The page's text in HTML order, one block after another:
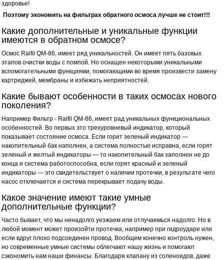
здоровье!
Поэтому экономить на фильтрах обратного осмоса лучше не стоит!!!
Какие дополнительные и уникальные функции
имеются в обратном осмосе?
Осмос Raifil QM-86, имеет ряд уникальностей. Он имеет пять базовых
этапов очистки воды с помпой. Но оснащен некоторыми уникальными
вспомогательными функциями, помогающими во время произвести замену
картриджей, мембраны и избежать неприятностей.
Какие бывают особенности в таких осмосах нового
поколения?
Например Фильтр - Raifil QM-86, имеет рад уникальных функциональных
особенностей. Во первых это трехуровневый индикатор, который
показывает состояние осмоса. Если горит зеленый индикатор —
накопительный бак наполнен, а система полностью исправна, если горят
зеленый и желтый индикаторы — то накопительный бак заполнен не до
конца и система работоспособна, если горят красный и зеленый
индикаторы — это свидетельствует о наличии протечки, в результате чего
насос отключается и система перекрывает подачу воды.
Какое значение имеют такие умные
дополнительные функции?
Часто бывает, что мы ненадолго уезжаем или отлучаемься надолго. Но в
любой момент может произойти протечка, например при гидроударе или
если вдруг плохо подсоединен провод. Вообщем конечно контроль нужен,
но современные умные системы облегчают нашу жизнь и помогают
сэкономить нам наши финансы. Благодаря клапану из соленоидов, даже